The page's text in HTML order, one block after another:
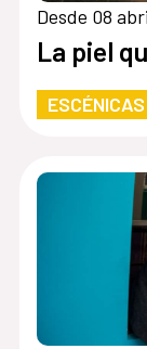
Desde 08
La piel
ESCÉNICAS